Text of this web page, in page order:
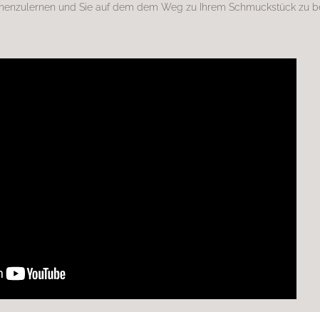
und Sie auf dem dem Weg zu Ihrem Schmuckstück zu